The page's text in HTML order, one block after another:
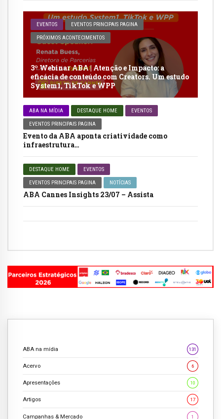
EVENTOS EVENTOS PRINCIPAIS PAGINA
PRÓXIMOS ACONTECIMENTOS
3º Webinar ABA | Atenção e Impacto: a
eficácia de conteúdo com Creators. Um estudo
System1, TikTok e WPP
ABA NA MÍDIA DESTAQUE HOME EVENTOS
EVENTOS PRINCIPAIS PAGINA
Evento da ABA aponta criatividade como
infraestrutura…
DESTAQUE HOME EVENTOS
EVENTOS PRINCIPAIS PAGINA NOTÍCIAS
ABA Cannes Insights 23/07 – Assista
ABA na mídia 131
Acervo 6
Apresentações 10
Artigos 17
Campanhas & Mercado 1